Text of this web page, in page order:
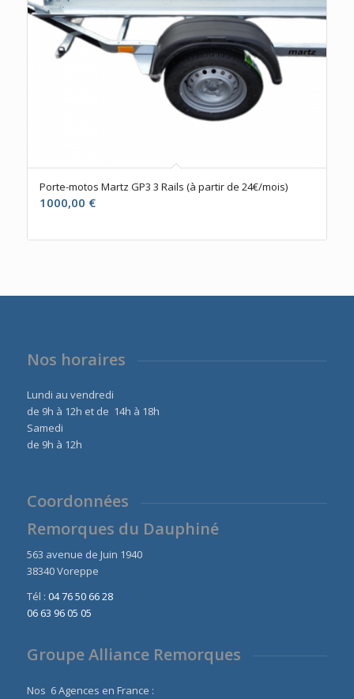
Porte-motos Martz GP3 3 Rails (à partir de 24€/mois)
1000,00 €
Nos horaires
Lundi au vendredi
de 9h à 12h et de 14h à 18h
Samedi
de 9h à 12h
Coordonnées
Remorques du Dauphiné
563 avenue de Juin 1940
38340 Voreppe
Tél : 04 76 50 66 28
06 63 96 05 05
Groupe Alliance Remorques
Nos 6 Agences en France :